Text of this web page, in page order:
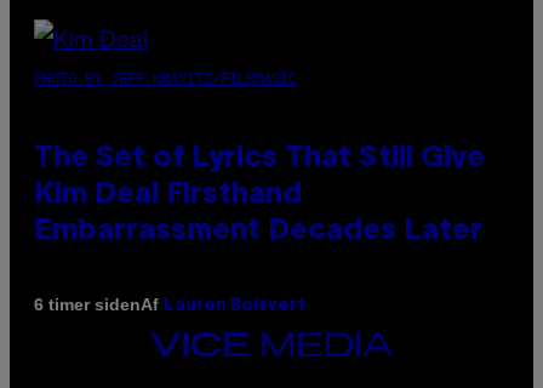
PHOTO BY JEFF KRAVITZ/FILMMAGIC
The Set of Lyrics That Still Give
Kim Deal Firsthand
Embarrassment Decades Later
6 timer sidenAf Lauren Boisvert
VICE
MEDIA